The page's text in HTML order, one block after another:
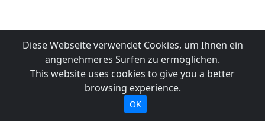
Diese Webseite verwendet Cookies, um Ihnen ein
angenehmeres Surfen zu ermöglichen.
This website uses cookies to give you a better
browsing experience.
OK